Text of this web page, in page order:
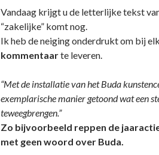
Vandaag krijgt u de letterlijke tekst
“zakelijke” komt nog.
Ik heb de neiging onderdrukt om bij
kommentaarte leveren.
“Met de installatie van het Buda
exemplarische manier getoond wat een
teweegbrengen.”
Zo bijvoorbeeld reppen de
met geen woord over Buda.